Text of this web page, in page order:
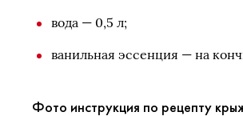
вода — 0,5 л;
ванильная эссенция — на
Фото инструкция по рецепту